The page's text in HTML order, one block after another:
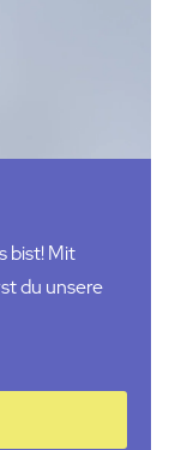
bist! Mit
du unsere